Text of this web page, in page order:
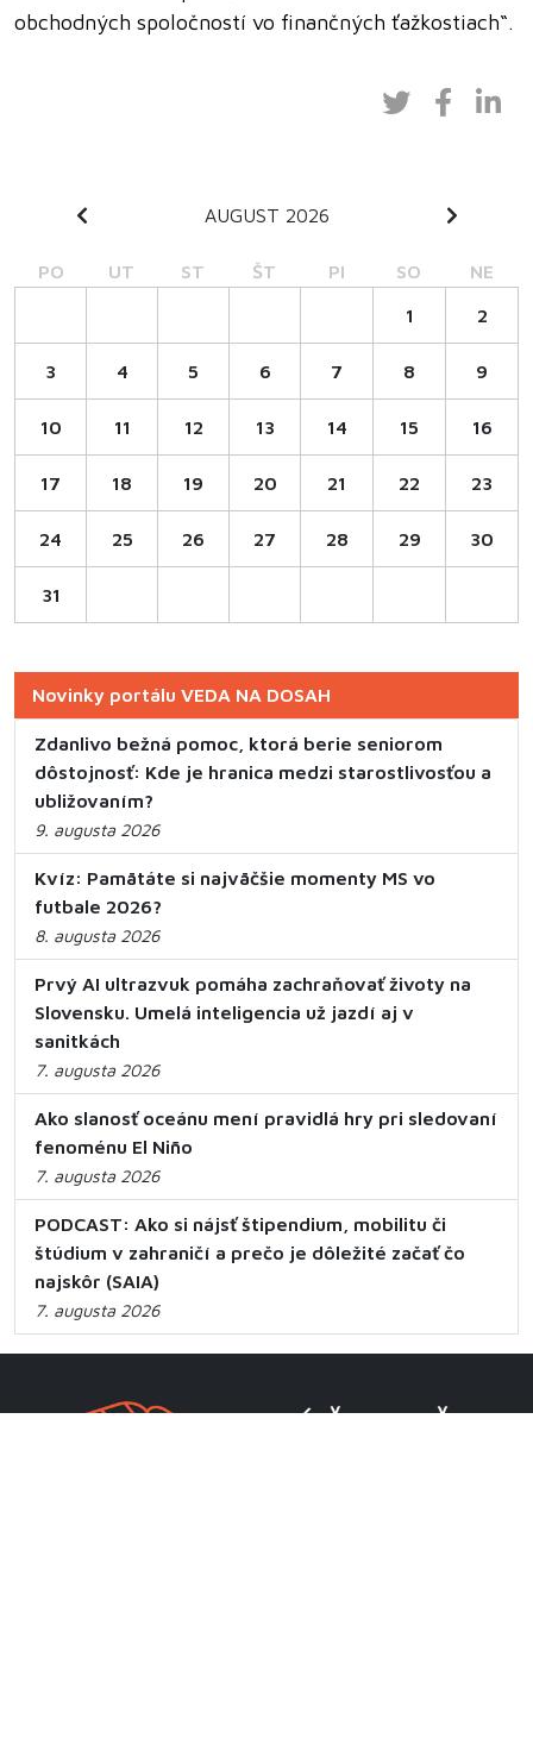
obchodných spoločností vo finančných ťažkostiach“.
AUGUST 2026
PO UT ST ŠT PI SO NE
1 2
3 4 5 6 7 8 9
10 11 12 13 14 15 16
17 18 19 20 21 22 23
24 25 26 27 28 29 30
31
Novinky portálu VEDA NA DOSAH
Zdanlivo bežná pomoc, ktorá berie seniorom
dôstojnosť: Kde je hranica medzi starostlivosťou a
ubližovaním?
9. augusta 2026
Kvíz: Pamätáte si najväčšie momenty MS vo
futbale 2026?
8. augusta 2026
Prvý AI ultrazvuk pomáha zachraňovať životy na
Slovensku. Umelá inteligencia už jazdí aj v
sanitkách
7. augusta 2026
Ako slanosť oceánu mení pravidlá hry pri sledovaní
fenoménu El Niño
7. augusta 2026
PODCAST: Ako si nájsť štipendium, mobilitu či
štúdium v zahraničí a prečo je dôležité začať čo
najskôr (SAIA)
7. augusta 2026